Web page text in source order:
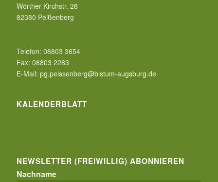
Wörther Kirchstr. 28
82380 Peißenberg
Telefon: 08803 3654
Fax: 08803 2283
E-Mail: pg.peissenberg@bistum-augsburg.de
KALENDERBLATT
NEWSLETTER (FREIWILLIG) ABONNIEREN
Nachname